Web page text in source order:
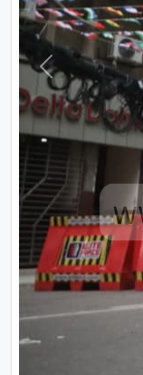
Previous